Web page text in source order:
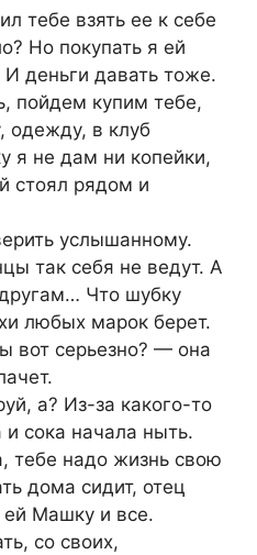
тебе взять ее к себе
Но покупать я ей
деньги давать тоже.
пойдем купим тебе,
одежду, в клуб
я не дам ни копейки,
стоял рядом и
услышанному.
так себя не ведут. А
Что шубку
любых марок берет.
серьезно? — она
а? Из-за какого-то
и сока начала ныть.
надо жизнь свою
дома сидит, отец
ей Машку и все.
со своих,